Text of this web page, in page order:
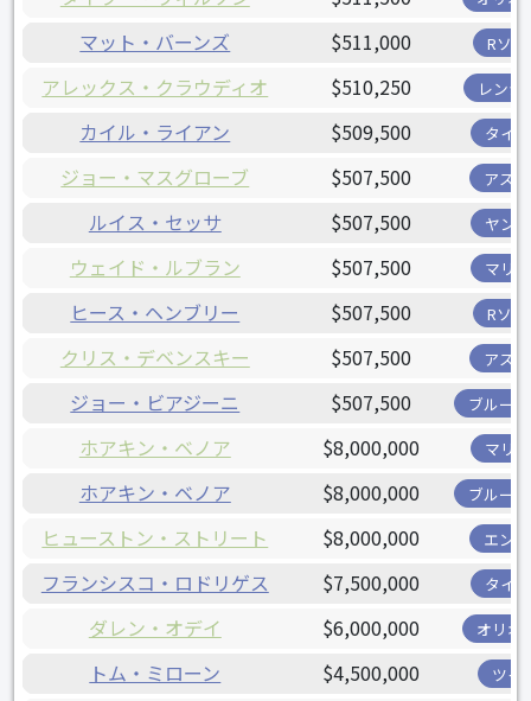
マット・バーンズ $511,000 Rソ
アレックス・クラウディオ $510,250 レンジ
カイル・ライアン $509,500 タイ
ジョー・マスグローブ $507,500 アス
ルイス・セッサ $507,500 ヤン
ウェイド・ルブラン $507,500 マリ
ヒース・ヘンブリー $507,500 Rソ
クリス・デベンスキー $507,500 アス
ジョー・ビアジーニ $507,500 ブルー
ホアキン・ベノア $8,000,000 マリ
ホアキン・ベノア $8,000,000 ブルー
ヒューストン・ストリート $8,000,000 エン
フランシスコ・ロドリゲス $7,500,000 タイ
ダレン・オデイ $6,000,000 オリオ
トム・ミローン $4,500,000 ツイ